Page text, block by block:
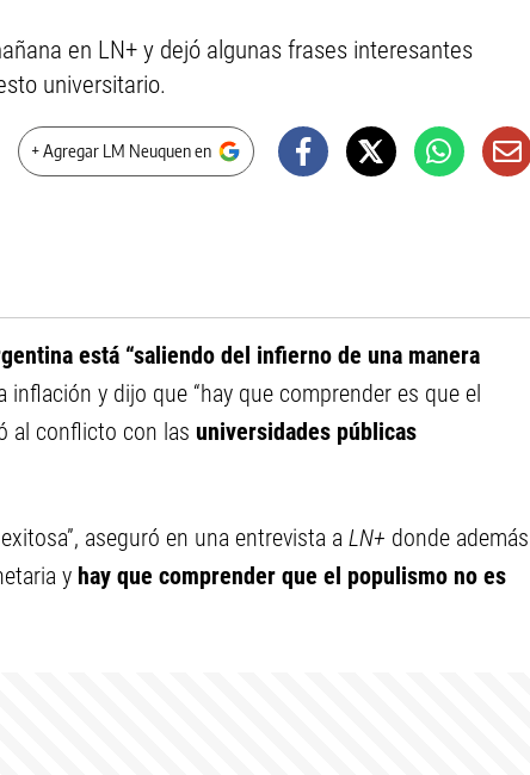
en LN+ y dejó algunas frases interesantes
universitario.
+ Agregar LM Neuquen en
está “saliendo del infierno de una manera
inflación y dijo que “hay que comprender es que el
al conflicto con las universidades públicas
aseguró en una entrevista a LN+ donde además
y hay que comprender que el populismo no es